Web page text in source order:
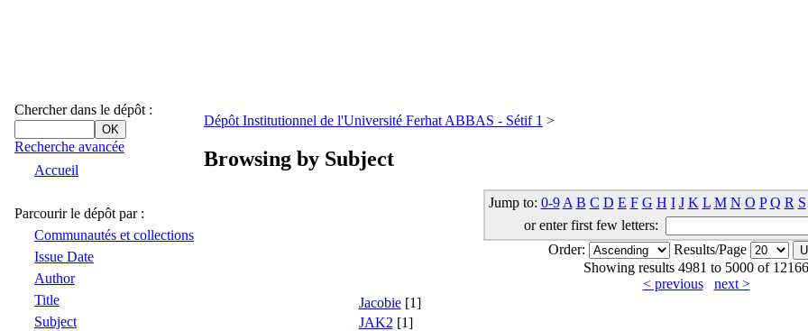
Chercher dans le dépôt :
Recherche avancée
Accueil
Parcourir le dépôt par :
Communautés et collections
Issue Date
Author
Title
Subject
Dépôt Institutionnel de l'Université Ferhat ABBAS - Sétif 1 >
Browsing by Subject
Jump to: 0-9 A B C D E F G H I J K L M N O P Q R S
or enter first few letters:
Order:
Results/Page
Showing results 4981 to 5000 of 12166
< previous
next >
Jacobie[1]
JAK2 [1]